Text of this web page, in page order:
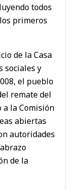
todos
primeros
de la Casa
sociales y
el pueblo
remate del
a la Comisión
abiertas
autoridades
de la